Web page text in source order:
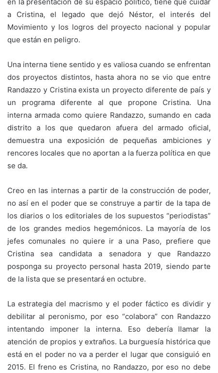
a Cristina, el legado que dejó Néstor, el interés del
Movimiento y los logros del proyecto nacional y popular
que están en peligro.
Una interna tiene sentido y es valiosa cuando se enfrentan
dos proyectos distintos, hasta ahora no se vio que entre
Randazzo y Cristina exista un proyecto diferente de país y
un programa diferente al que propone Cristina. Una
interna armada como quiere Randazzo, sumando en cada
distrito a los que quedaron afuera del armado oficial,
demuestra una exposición de pequeñas ambiciones y
rencores locales que no aportan a la fuerza política en que
se da.
Creo en las internas a partir de la construcción de poder,
no así en el poder que se construye a partir de la tapa de
los diarios o los editoriales de los supuestos “periodistas”
de los grandes medios hegemónicos. La mayoría de los
jefes comunales no quiere ir a una Paso, prefiere que
Cristina sea candidata a senadora y que Randazzo
posponga su proyecto personal hasta 2019, siendo parte
de la lista que se presentará en octubre.
La estrategia del macrismo y el poder fáctico es dividir y
debilitar al peronismo, por eso “colabora” con Randazzo
intentando imponer la interna. Eso debería llamar la
atención de propios y extraños. La burguesía histórica que
está en el poder no va a perder el lugar que consiguió en
2015. El freno es Cristina, no Randazzo, por eso no debe